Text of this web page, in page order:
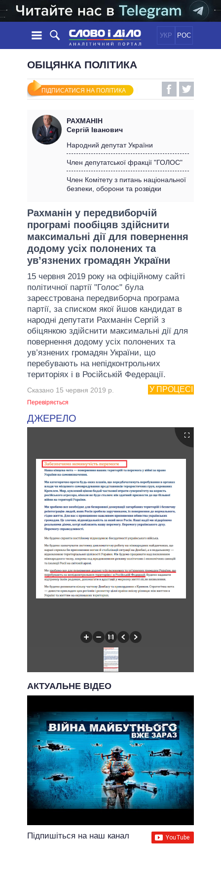
УКР РОС
НОВИНИ
СТРІЧКА
ПОДІЇ
СТАТТІ
ДУМКИ
ОГЛЯДИ
ДАЙДЖЕСТИ
ПОЛІТИКА
ЕКОНОМІКА
СВІТ
ОБIЦЯНКИ
УСІ ПОЛІТИКИ
ПРЕЗИДЕНТ І ОФІС
КАБІНЕТ МІНІСТРІВ
ГОЛОВИ ОБЛАДМІНІСТРАЦІЙ
ВСІ ПЕРСОНИ
ІНФОГРАФІКА
ВІДЕО
ПІДТРИМАТИ
ПОРІВНЯННЯ ПОЛІТИКІВ
ОБІЦЯНКА ПОЛІТИКА
ПІДПИСАТИСЯ НА ПОЛІТИКА
РАХМАНІН
Сергій Іванович
Народний депутат України
Член депутатської фракції "ГОЛОС"
Член Комітету з питань національної
безпеки, оборони та розвідки
Рахманін у передвиборчій
програмі пообіцяв здійснити
максимальні дії для повернення
додому усіх полонених та
ув’язнених громадян України
15 червня 2019 року на офіційному сайті
політичної партії "Голос" була
зареєстрована передвиборча програма
партії, за списком якої йшов кандидат в
народні депутати Рахманін Сергій з
обіцянкою здійснити максимальні дії для
повернення додому усіх полонених та
ув’язнених громадян України, що
перебувають на непідконтрольних
територіях і в Російській Федерації.
У ПРОЦЕСІ
Сказано 15 червня 2019 р.
Перевіряється
ДЖЕРЕЛО
АКТУАЛЬНЕ ВІДЕО
Підпишіться на наш канал